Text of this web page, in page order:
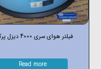
فیلتر هوای سری 4000 دیزل پرکینز
Read more